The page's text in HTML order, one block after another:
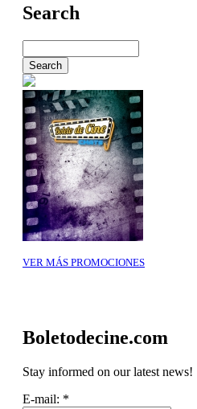
Search
VER MÁS PROMOCIONES
Boletodecine.com
Stay informed on our latest news!
E-mail: *